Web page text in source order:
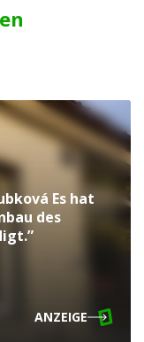
Es hat
des
ANZEIGE